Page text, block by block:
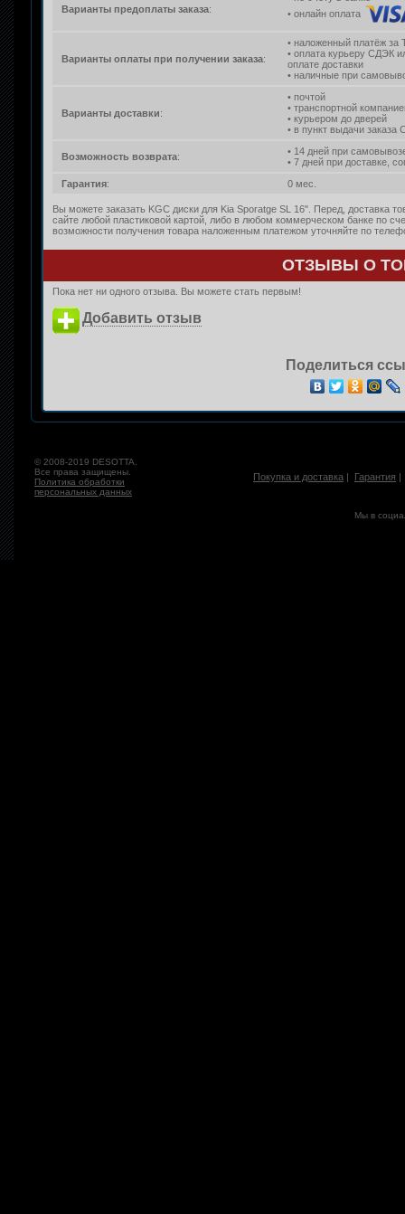
Варианты предоплаты заказа:
• онлайн оплата
Варианты оплаты при получении заказа:
• наложенный платёж за
• оплата курьеру СДЭК
оплате доставки
• наличные при
Варианты доставки:
• почтой
• транспортной
• курьером до дверей
• в пункт выдачи заказа
Возможность возврата:
• 14 дней при
• 7 дней при доставке,
Гарантия: 0 мес.
Вы можете заказать KGC диски для Kia Sporatge SL 16". Перед, доставка
сайте любой пластиковой картой, либо в любом коммерческом банке по
возможности получения товара наложенным платежом уточняйте по
ОТЗЫВЫ О
Пока нет ни одного отзыва. Вы можете стать первым!
Добавить отзыв
Поделиться
© 2008-2019 DESOTTA.
Все права защищены.
Политика обработки
персональных данных
Покупка и доставка | Гарантия
Мы в